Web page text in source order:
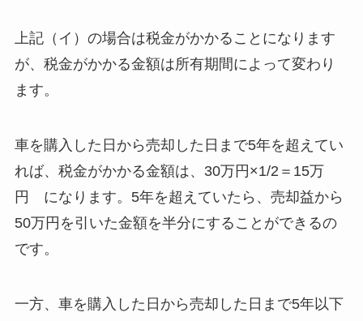
上記（イ）の場合は税金がかかることになります
が、税金がかかる金額は所有期間によって変わり
ます。
車を購入した日から売却した日まで5年を超えてい
れば、税金がかかる金額は、30万円×1/2＝15万
円 になります。5年を超えていたら、売却益から
50万円を引いた金額を半分にすることができるの
です。
一方、車を購入した日から売却した日まで5年以下